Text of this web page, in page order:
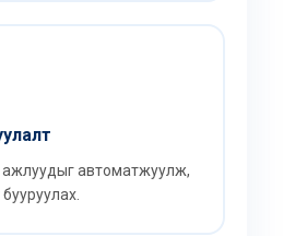
автоматжуулж,